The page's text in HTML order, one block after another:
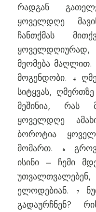
რადგან
ყოველდღე
ჩანთქმას
მეომება
მოგენდობი.4
სიტყვას,
მეშინია, რას
ყოველდღე
ბოროტია
მომართ.6
ისინი – ჩემი
ელოდებიან.7
გადაურჩნენ?